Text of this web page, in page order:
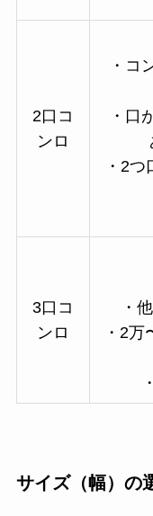
2口コ
ンロ
・コ
・口
・2
3口コ
ンロ
・
・2
サイズ（幅）の